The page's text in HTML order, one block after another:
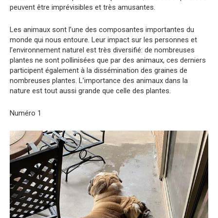
peuvent être imprévisibles et très amusantes.
Les animaux sont l’une des composantes importantes du
monde qui nous entoure. Leur impact sur les personnes et
l’environnement naturel est très diversifié: de nombreuses
plantes ne sont pollinisées que par des animaux, ces derniers
participent également à la dissémination des graines de
nombreuses plantes. L’importance des animaux dans la
nature est tout aussi grande que celle des plantes.
Numéro 1